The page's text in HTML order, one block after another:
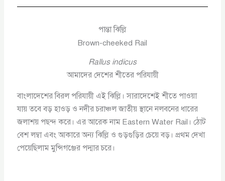
পান্তা ঝিল্লি
Brown-cheeked Rail
Rallus indicus
আমাদের দেশের শীতের পরিযায়ী
বাংলাদেশের বিরল পরিযায়ী এই ঝিল্লি। সারাদেশেই শীতে পাওয়া
যায় তবে বড় হাওড় ও নদীর চরাঞ্চল জাতীয় স্থানে নলবনের ধারের
জলাশয় পছন্দ করে। এর আরেক নাম Eastern Water Rail। ঠোট
বেশ লম্বা এবং আকারে অন্য ঝিল্লি ও গুড়গুড়ির চেয়ে বড়। প্রথম দেখা
পেয়েছিলাম মুন্সিগঞ্জের পদ্মার চরে।